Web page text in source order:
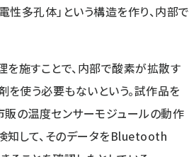
多孔体」という構造を作り、内部で
を施すことで、内部で酸素が拡散す
使う必要もないという。試作品を
販の温度センサーモジュールの動作
知して、そのデータをBluetooth